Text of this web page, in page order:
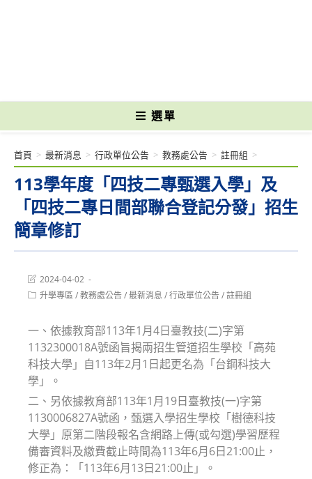
選單
113學年度「四技二專甄選入學」及
「四技二專日間部聯合登記分發」招生
簡章修訂
首頁 > 最新消息 > 行政單位公告 > 教務處公告 > 註冊組 >
Post
last
modified:
2024-04-02
Post升學專區/教務處公告/最新消息 /行政單位公告/註冊組
一、依據教育部113年1月4日臺教技(二)字第
1132300018A號函旨揭兩招生管道招生學校「高苑
科技大學」自113年2月1日起更名為「台鋼科技大
學」。
二、另依據教育部113年1月19日臺教技(一)字第
1130006827A號函，甄選入學招生學校「樹德科技
大學」原第二階段報名含網路上傳(或勾選)學習歷程
備審資料及繳費截止時間為113年6月6日21:00止，
修正為：「113年6月13日21:00止」。